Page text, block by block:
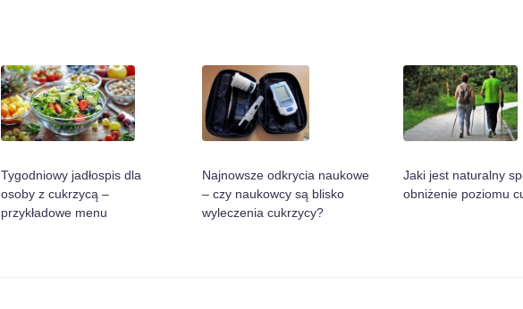
Tygodniowy jadłospis dla
osoby z cukrzycą –
przykładowe menu
Najnowsze odkrycia naukowe
– czy naukowcy są blisko
wyleczenia cukrzycy?
Jaki jest naturalny
obniżenie poziomu